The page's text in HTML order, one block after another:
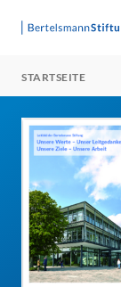
STARTSEITE